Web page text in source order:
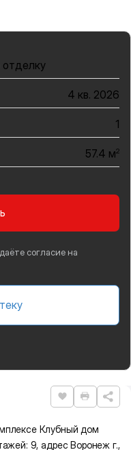
4 кв. 2026
1
57.4 м2
согласие на
Нравится
Клубный дом
9, адрес Воронеж г.,